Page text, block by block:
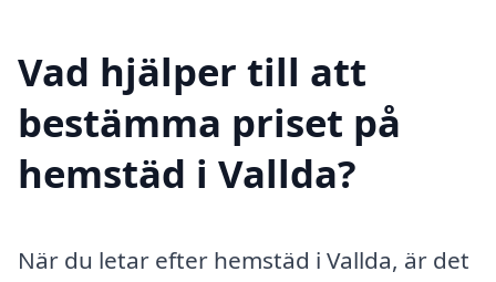
Vad hjälper till att
bestämma priset på
hemstäd i Vallda?
När du letar efter hemstäd i Vallda, är det